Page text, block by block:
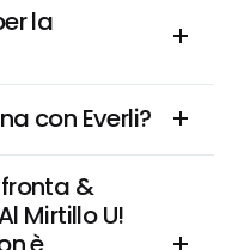
la
con Everli?
&
Mirtillo U!